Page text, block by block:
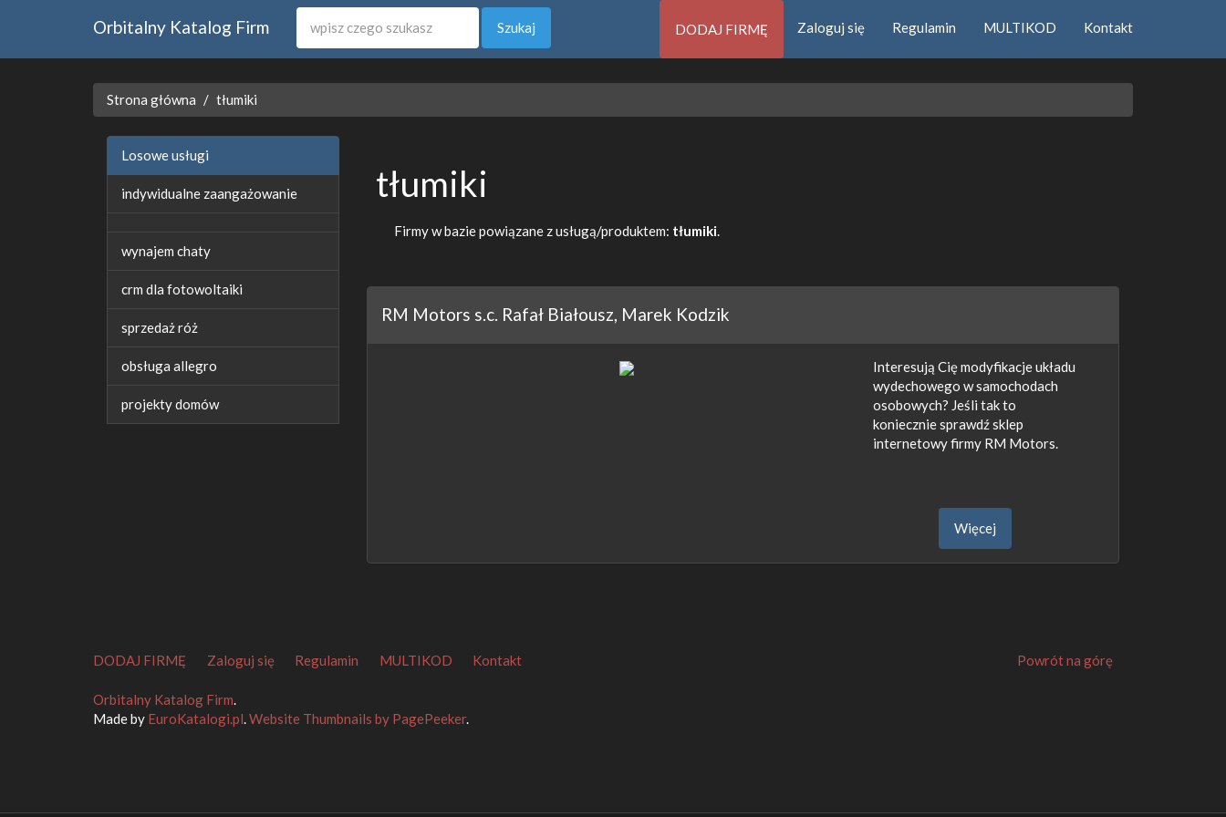
Orbitalny Katalog Firm Szukaj DODAJ FIRMĘ Zaloguj się Regulamin MULTIKOD Kontakt
Strona główna tłumiki
Losowe usługi
indywidualne zaangażowanie
wynajem chaty
crm dla fotowoltaiki
sprzedaż róż
obsługa allegro
projekty domów
tłumiki
Firmy w bazie powiązane z usługą/produktem: tłumiki
RM Motors s.c. Rafał Białousz, Marek Kodzik
Interesują Cię modyfikacje układu
wydechowego w samochodach
osobowych? Jeśli tak to
koniecznie sprawdź sklep
internetowy firmy RM Motors.
Więcej
Powrót na górę
DODAJ FIRMĘ Zaloguj się Regulamin MULTIKOD Kontakt
Orbitalny Katalog Firm.
Made by EuroKatalogi.pl.Website Thumbnails by PagePeeker.